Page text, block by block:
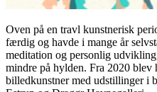
Oven på en travl kunstnerisk
færdig og havde i mange år
meditation og personlig
mindre på hylden. Fra 2020 blev
billedkunstner med udstillinger i